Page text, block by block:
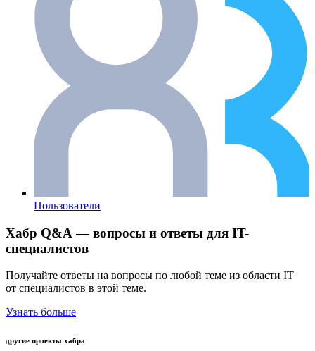
Пользователи
Хабр Q&A — вопросы и ответы для IT-
специалистов
Получайте ответы на вопросы по любой теме из области IT
от специалистов в этой теме.
Узнать больше
другие проекты хабра